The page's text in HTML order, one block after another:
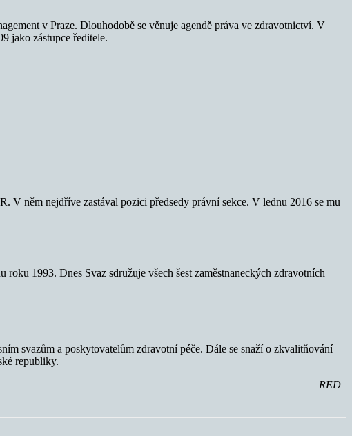
v Praze. Dlouhodobě se věnuje agendě práva ve zdravotnictví. V
jako zástupce ředitele.
něm nejdříve zastával pozici předsedy právní sekce. V lednu 2016 se mu
1993. Dnes Svaz sdružuje všech šest zaměstnaneckých zdravotních
svazům a poskytovatelům zdravotní péče. Dále se snaží o zkvalitňování
republiky.
–RED–